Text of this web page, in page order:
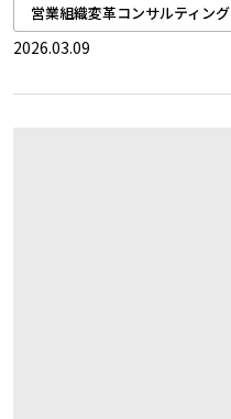
営業組織変革コンサルティング
2026.03.09